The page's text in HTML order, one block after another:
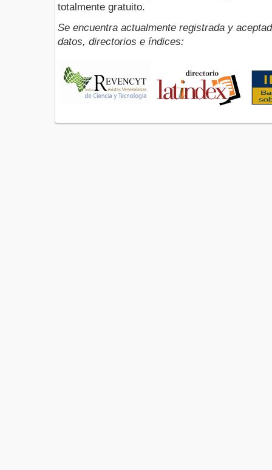
totalmente gratuito.
Se encuentra actualmente registrada y
datos, directorios e índices: